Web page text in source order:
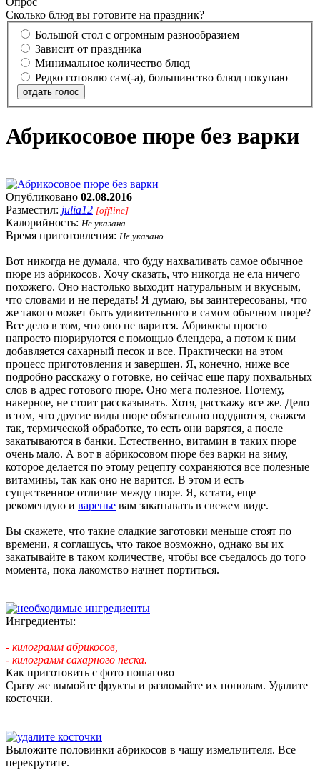
Сколько блюд вы готовите на праздник?
Большой стол с огромным разнообразием
Зависит от праздника
Минимальное количество блюд
Редко готовлю сам(-а), большинство блюд покупаю
отдать голос
Абрикосовое пюре без варки
Опубликовано 02.08.2016
Разместил: julia12 [offline]
Калорийность: Не указана
Время приготовления: Не указано
Вот никогда не думала, что буду нахваливать самое обычное
пюре из абрикосов. Хочу сказать, что никогда не ела ничего
похожего. Оно настолько выходит натуральным и вкусным,
что словами и не передать! Я думаю, вы заинтересованы, что
же такого может быть удивительного в самом обычном пюре?
Все дело в том, что оно не варится. Абрикосы просто
напросто пюрируются с помощью блендера, а потом к ним
добавляется сахарный песок и все. Практически на этом
процесс приготовления и завершен. Я, конечно, ниже все
подробно расскажу о готовке, но сейчас еще пару похвальных
слов в адрес готового пюре. Оно мега полезное. Почему,
наверное, не стоит рассказывать. Хотя, расскажу все же. Дело
в том, что другие виды пюре обязательно поддаются, скажем
так, термической обработке, то есть они варятся, а после
закатываются в банки. Естественно, витамин в таких пюре
очень мало. А вот в абрикосовом пюре без варки на зиму,
которое делается по этому рецепту сохраняются все полезные
витамины, так как оно не варится. В этом и есть
существенное отличие между пюре. Я, кстати, еще
рекомендую и варенье вам закатывать в свежем виде.
Вы скажете, что такие сладкие заготовки меньше стоят по
времени, я соглашусь, что такое возможно, однако вы их
закатывайте в таком количестве, чтобы все съедалось до того
момента, пока лакомство начнет портиться.
Ингредиенты:
- килограмм абрикосов,
- килограмм сахарного песка.
Как приготовить с фото пошагово
Сразу же вымойте фрукты и разломайте их пополам. Удалите
косточки.
Выложите половинки абрикосов в чашу измельчителя. Все
перекрутите.